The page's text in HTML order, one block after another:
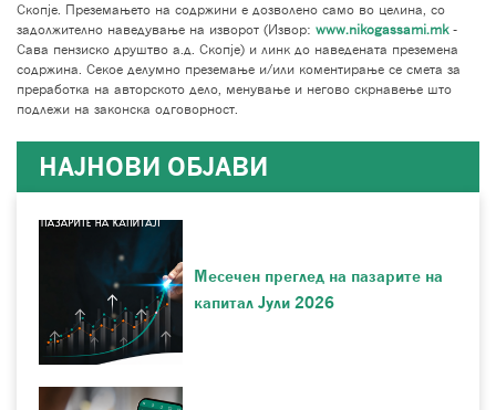
Скопје. Преземањето на содржини е дозволено само во целина, со
задолжително наведување на изворот (Извор: www.nikogassami.mk-
Сава пензиско друштво а.д. Скопје) и линк до наведената преземена
содржина. Секое делумно преземање и/или коментирање се смета за
преработка на авторското дело, менување и негово скрнавење што
подлежи на законска одговорност.
НАЈНОВИ ОБЈАВИ
Месечен преглед на пазарите на
капитал Јули 2026